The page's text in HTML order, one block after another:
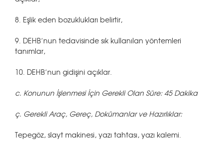
8. Eşlik eden bozuklukları belirtir,
9. DEHB’nun tedavisinde sık kullanılan yöntemleri
tanımlar,
10. DEHB’nun gidişini açıklar.
c. Konunun İşlenmesi İçin Gerekli Olan Süre: 45 Dakika
ç. Gerekli Araç, Gereç, Dokümanlar ve Hazırlıklar:
Tepegöz, slayt makinesi, yazı tahtası, yazı kalemi.